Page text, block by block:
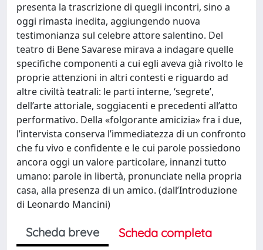
presenta la trascrizione di quegli incontri, sino a
oggi rimasta inedita, aggiungendo nuova
testimonianza sul celebre attore salentino. Del
teatro di Bene Savarese mirava a indagare quelle
specifiche componenti a cui egli aveva già rivolto le
proprie attenzioni in altri contesti e riguardo ad
altre civiltà teatrali: le parti interne, ‘segrete’,
dell’arte attoriale, soggiacenti e precedenti all’atto
performativo. Della «folgorante amicizia» fra i due,
l’intervista conserva l’immediatezza di un confronto
che fu vivo e confidente e le cui parole possiedono
ancora oggi un valore particolare, innanzi tutto
umano: parole in libertà, pronunciate nella propria
casa, alla presenza di un amico. (dall’Introduzione
di Leonardo Mancini)
Scheda breve
Scheda completa